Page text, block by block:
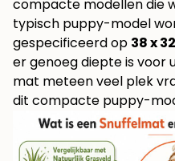
compacte modellen die
typisch puppy-model
gespecificeerd op 38 x
er genoeg diepte is voor
mat meteen veel plek
dit compacte puppy-